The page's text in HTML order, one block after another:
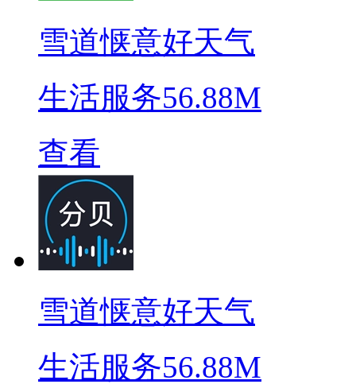
雪道惬意好天气
生活服务56.88M
查看
雪道惬意好天气
生活服务56.88M